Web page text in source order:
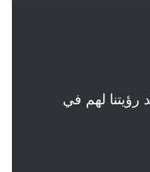
رؤيتنا لهم في